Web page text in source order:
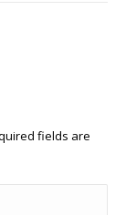
fields are